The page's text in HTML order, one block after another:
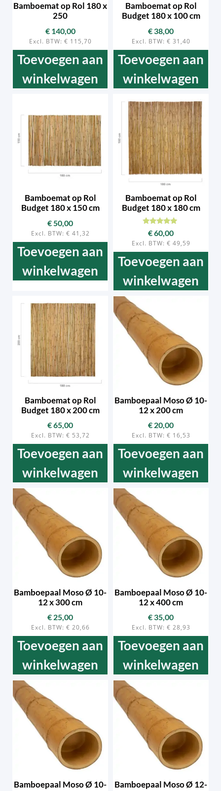
Bamboemat op Rol 180 x
250
€140,00
Excl. BTW: € 115,70
Toevoegen aan
winkelwagen
Bamboemat op Rol
Budget 180 x 100 cm
€ 38,00
Excl. BTW: € 31,40
Toevoegen aan
winkelwagen
Bamboemat op Rol
Budget 180 x 150 cm
€50,00
Excl. BTW: € 41,32
Toevoegen aan
winkelwagen
Bamboemat op Rol
Budget 180 x 180 cm
Beoordeeld
met
5.00
€60,00
Excl. BTW: € 49,59
Toevoegen aan
winkelwagen
Bamboemat op Rol
Budget 180 x 200 cm
€65,00
Excl. BTW: € 53,72
Toevoegen aan
winkelwagen
Bamboepaal Moso Ø 10-
12 x 200 cm
€ 20,00
Excl. BTW: € 16,53
Toevoegen aan
winkelwagen
Bamboepaal Moso Ø 10-
12 x 300 cm
€ 25,00
Excl. BTW: € 20,66
Toevoegen aan
winkelwagen
Bamboepaal Moso Ø 10-
12 x 400 cm
€ 35,00
Excl. BTW: € 28,93
Toevoegen aan
winkelwagen
Bamboepaal Moso Ø 10-
Bamboepaal Moso Ø 12-